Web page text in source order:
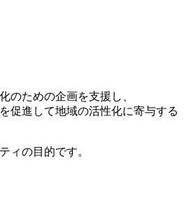
のための企画を支援し、
促進して地域の活性化に寄与する
ィの目的です。